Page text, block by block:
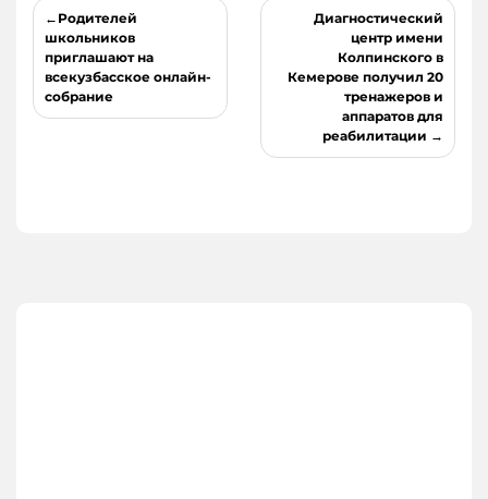
Навигация
по
записям
Родителей
школьников
приглашают на
всекузбасское онлайн-
собрание
Диагностический
центр имени
Колпинского в
Кемерове получил 20
тренажеров и
аппаратов для
реабилитации